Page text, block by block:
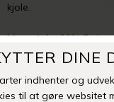
kjole.
Materiale: 90%
Mangler din
TILFØJ TIL